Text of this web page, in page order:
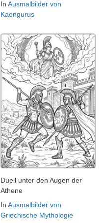
In Ausmalbilder von
Kaengurus
Duell unter den Augen der
Athene
In Ausmalbilder von
Griechische Mythologie